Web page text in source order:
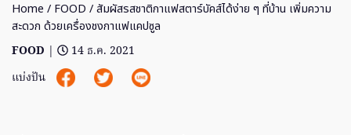
Home / FOOD / สัมผัสรสชาติกาแฟสตาร์บัคส์ได้ง่าย ๆ ที่บ้าน เพิ่มความ
สะดวก ด้วยเครื่องชงกาแฟแคปซูล
FOOD |
14 ธ.ค. 2021
แบ่งปัน